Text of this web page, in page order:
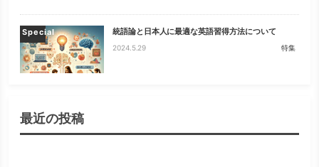
Special 統語論と日本人に最適な英語習得方法について
2024.5.29 特集
最近の投稿